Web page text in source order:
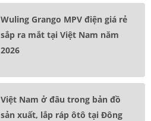
Wuling Grango MPV điện giá rẻ
sắp ra mắt tại Việt Nam năm
2026
Việt Nam ở đâu trong bản đồ
sản xuất, lắp ráp ôtô tại Đông